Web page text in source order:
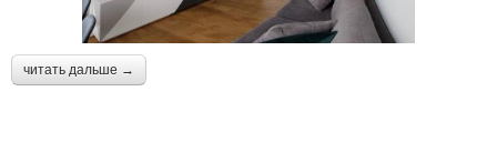
читать дальше →